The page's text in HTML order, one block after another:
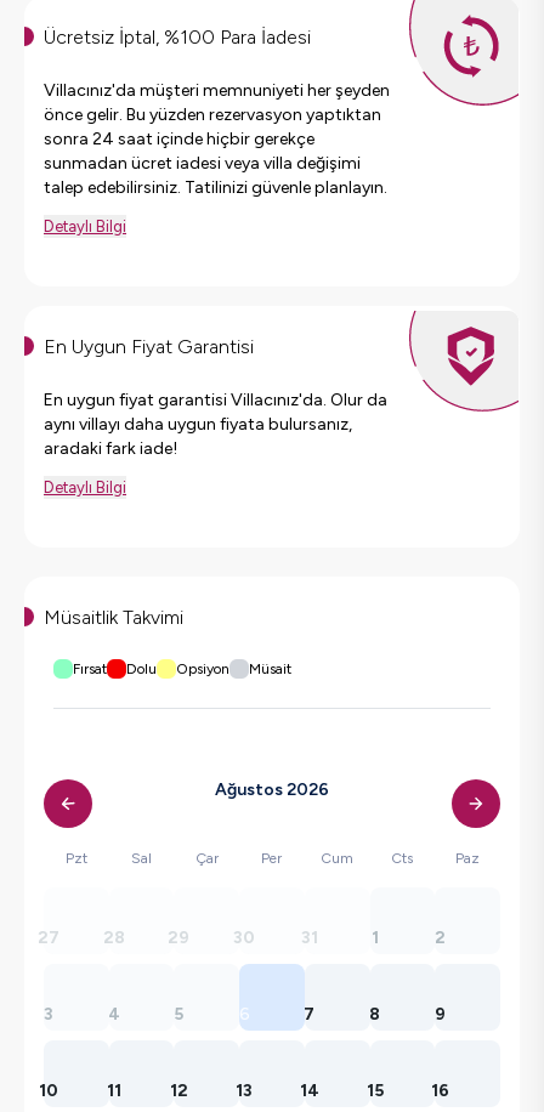
Ücretsiz İptal, %100 Para İadesi
Villacınız'da müşteri memnuniyeti her şeyden
önce gelir. Bu yüzden rezervasyon yaptıktan
sonra 24 saat içinde hiçbir gerekçe
sunmadan ücret iadesi veya villa değişimi
talep edebilirsiniz. Tatilinizi güvenle planlayın.
Detaylı Bilgi
En Uygun Fiyat Garantisi
En uygun fiyat garantisi Villacınız'da. Olur da
aynı villayı daha uygun fiyata bulursanız,
aradaki fark iade!
Detaylı Bilgi
Müsaitlik Takvimi
Fırsat Dolu Opsiyon Müsait
Ağustos 2026
Pzt Sal Çar Per Cum Cts Paz
27 28 29 30 31 1 2
3 4 5 6 7 8 9
10 11 12 13 14 15 16